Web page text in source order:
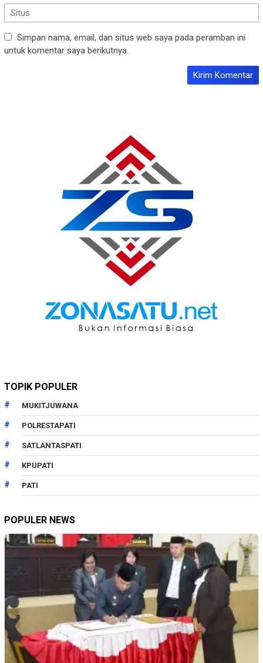
Simpan nama, email, dan situs web saya pada peramban ini
untuk komentar saya berikutnya.
TOPIK POPULER
MUKITJUWANA
POLRESTAPATI
SATLANTASPATI
KPUPATI
PATI
POPULER NEWS